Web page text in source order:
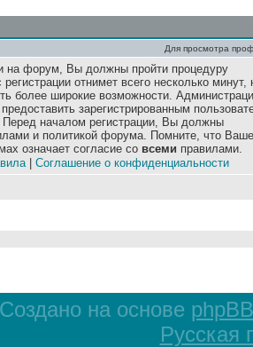
Для просмотра
на форум, Вы должны пройти процедуру
отнимет всего несколько минут,
более широкие возможности.
зарегистрированным
Перед началом регистрации, Вы должны
и политикой форума. Помните, что Ваше
означает согласие со всеми правилами.
| Соглашение о конфиденциальности
Создано на основе phpBB
Русская